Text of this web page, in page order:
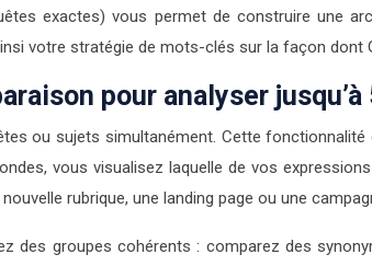
exactes) vous permet de construire une
votre stratégie de mots-clés sur la façon dont
pour analyser
ou sujets simultanément. Cette
vous visualisez laquelle de vos
rubrique, une landing page ou une
groupes cohérents : comparez des